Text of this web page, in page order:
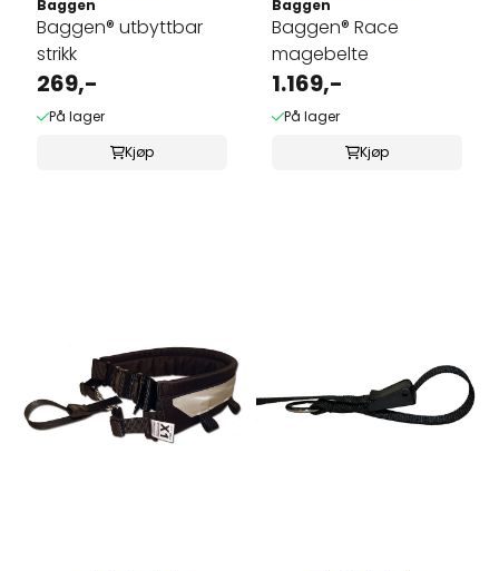
Baggen
Baggen® utbyttbar
strikk
269,-
På lager
Kjøp
Baggen
Baggen® Race
magebelte
1.169,-
På lager
Kjøp